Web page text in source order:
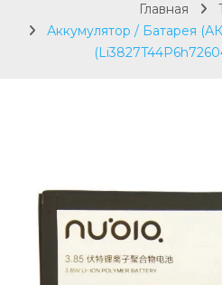
Главная
Аккумулятор / Батарея